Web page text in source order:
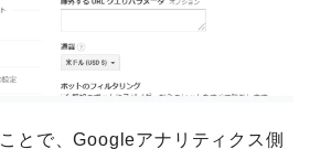
とで、Googleアナリティクス側